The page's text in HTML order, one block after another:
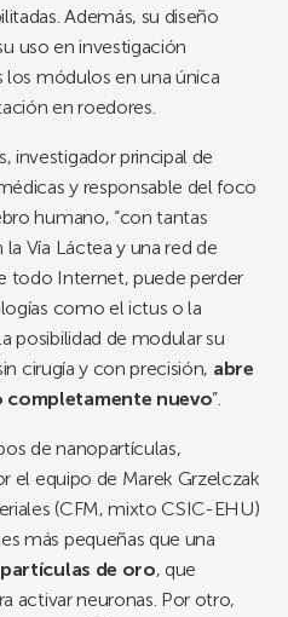
Además, su diseño
uso en investigación
módulos en una única
en roedores.
investigador principal de
y responsable del foco
humano, “con tantas
Vía Láctea y una red de
todo Internet, puede perder
como el ictus o la
posibilidad de modular su
cirugía y con precisión, abre
nuevo”.
de nanopartículas,
el equipo de Marek Grzelczak
(CFM, mixto CSIC-EHU)
más pequeñas que una
de oro, que
activar neuronas. Por otro,